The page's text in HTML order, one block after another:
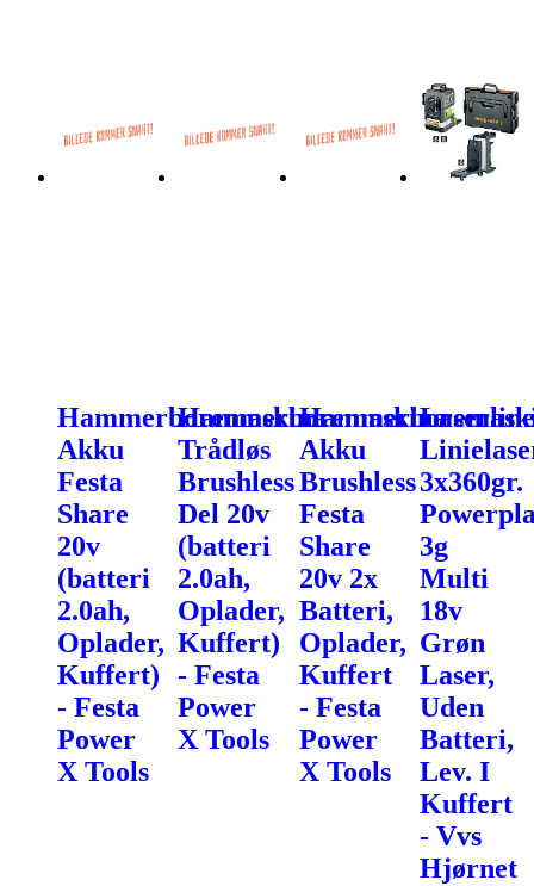
Hammerboremaskine
Akku
Festa
Share
20v
(batteri
2.0ah,
Oplader,
Kuffert)
- Festa
Power
X Tools
Hammerboremaskine
Trådløs
Brushless
Del 20v
(batteri
2.0ah,
Oplader,
Kuffert)
- Festa
Power
X Tools
Akku
Brushless
Festa
Share
20v 2x
Batteri,
Oplader,
Kuffert
- Festa
Power
X Tools
Laserline
3x360gr.
3g
Multi
18v
Grøn
Laser,
Uden
Batteri,
Lev. I
Kuffert
- Vvs
Hjørnet